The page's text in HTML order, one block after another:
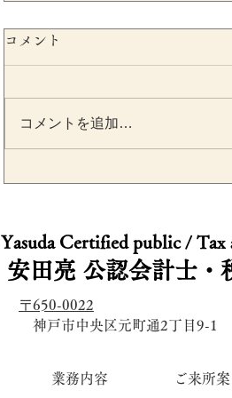
SESCが不正会計リスクをシ
業が押さえるべき開示・内部
統制のポイント
コメント
コメントを追加…
​​Yasuda Certified public / Tax
安田亮 公認会計士・
〒650-0022
神戸市中央区元町通2丁目9-1
業務内容 ご来所